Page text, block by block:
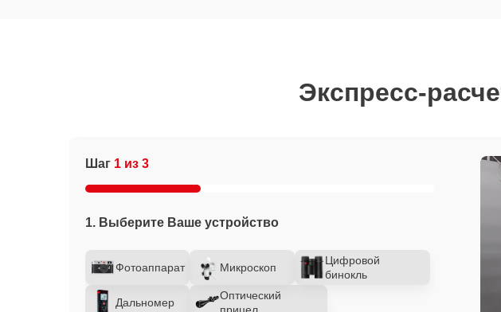
Экспресс-
Шаг 1 из 3
1. Выберите Ваше устройство
Фотоаппарат Микроскоп
Цифровой
бинокль
Дальномер
Оптический